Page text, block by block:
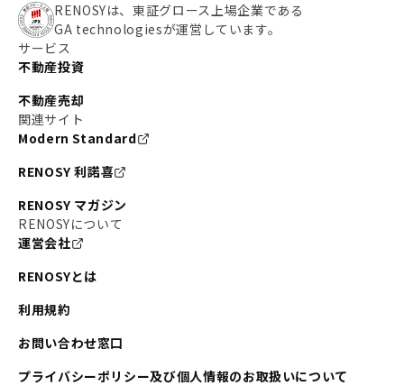
RENOSYは、東証グロース上場企業である
GA technologiesが運営しています。
サービス
不動産投資
不動産売却
関連サイト
Modern Standard
RENOSY 利諾喜
RENOSY マガジン
RENOSYについて
運営会社
RENOSYとは
利用規約
お問い合わせ窓口
プライバシーポリシー及び個人情報のお取扱いについて